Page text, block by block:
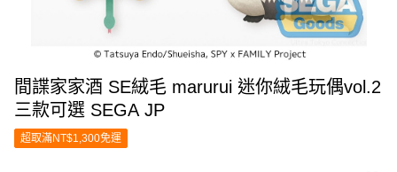
間諜家家酒 SE絨毛 marurui 迷你絨毛玩偶vol.2
三款可選 SEGA JP
超取滿NT$1,300免運